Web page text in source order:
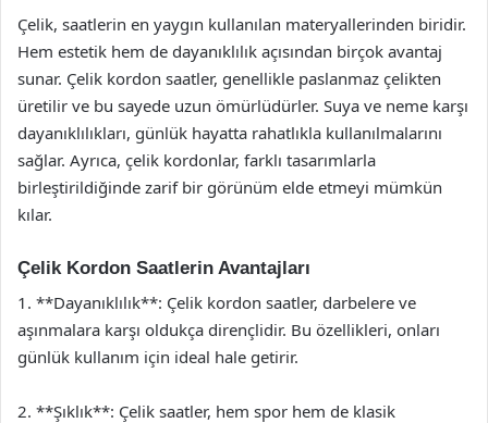
Çelik, saatlerin en yaygın kullanılan materyallerinden biridir.
Hem estetik hem de dayanıklılık açısından birçok avantaj
sunar. Çelik kordon saatler, genellikle paslanmaz çelikten
üretilir ve bu sayede uzun ömürlüdürler. Suya ve neme karşı
dayanıklılıkları, günlük hayatta rahatlıkla kullanılmalarını
sağlar. Ayrıca, çelik kordonlar, farklı tasarımlarla
birleştirildiğinde zarif bir görünüm elde etmeyi mümkün
kılar.
Çelik Kordon Saatlerin Avantajları
1. **Dayanıklılık**: Çelik kordon saatler, darbelere ve
aşınmalara karşı oldukça dirençlidir. Bu özellikleri, onları
günlük kullanım için ideal hale getirir.
2. **Şıklık**: Çelik saatler, hem spor hem de klasik